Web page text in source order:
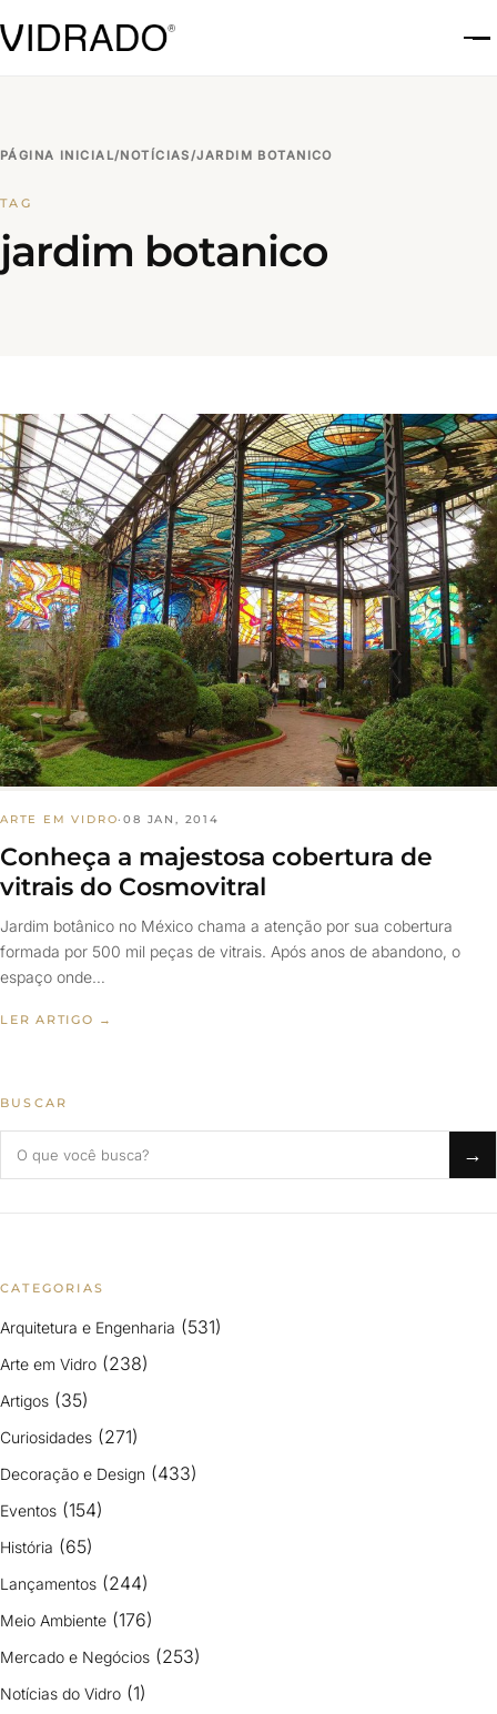
PÁGINA INICIAL/NOTÍCIAS/JARDIM BOTANICO
TAG
jardim botanico
ARTE EM VIDRO·08 JAN, 2014
Conheça a majestosa cobertura de
vitrais do Cosmovitral
Jardim botânico no México chama a atenção por sua cobertura
formada por 500 mil peças de vitrais. Após anos de abandono, o
espaço onde…
LER ARTIGO →
BUSCAR
→
CATEGORIAS
Arquitetura e Engenharia (531)
Arte em Vidro (238)
Artigos (35)
Curiosidades (271)
Decoração e Design (433)
Eventos (154)
História (65)
Lançamentos (244)
Meio Ambiente (176)
Mercado e Negócios (253)
Notícias do Vidro (1)